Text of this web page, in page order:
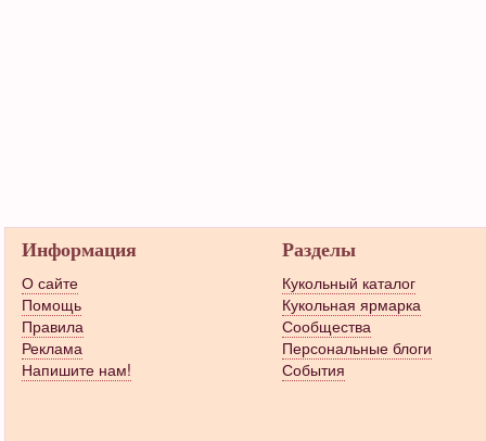
Информация
О сайте
Помощь
Правила
Реклама
Напишите нам!
Разделы
Кукольный каталог
Кукольная ярмарка
Сообщества
Персональные блоги
События